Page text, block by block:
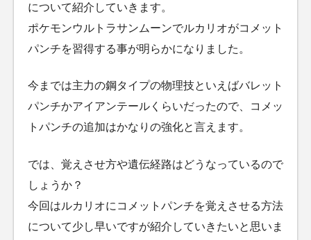
について紹介していきます。
ポケモンウルトラサンムーンでルカリオがコメット
パンチを習得する事が明らかになりました。
今までは主力の鋼タイプの物理技といえばバレット
パンチかアイアンテールくらいだったので、コメッ
トパンチの追加はかなりの強化と言えます。
では、覚えさせ方や遺伝経路はどうなっているので
しょうか？
今回はルカリオにコメットパンチを覚えさせる方法
について少し早いですが紹介していきたいと思いま